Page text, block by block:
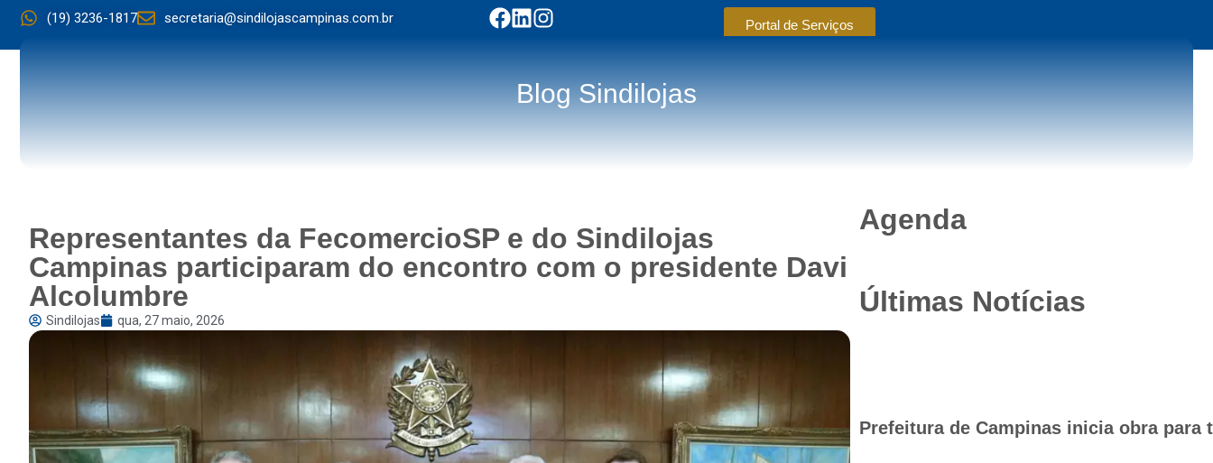
(19) 3236-1817 secretaria@sindilojascampinas.com.br Portal de Serviços
Blog Sindilojas
Representantes da FecomercioSP e do Sindilojas
Campinas participaram do encontro com o presidente Davi
Alcolumbre
Sindilojas qua, 27 maio, 2026
Agenda
Últimas Notícias
Prefeitura de Campinas inicia obra para